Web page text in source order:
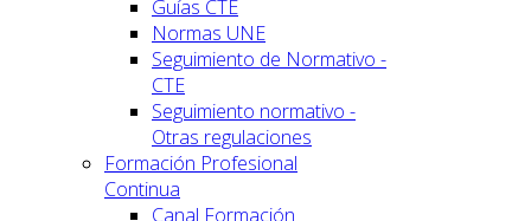
Guías CTE
Normas UNE
Seguimiento de Normativo -
CTE
Seguimiento normativo -
Otras regulaciones
Formación Profesional
Continua
Canal Formación